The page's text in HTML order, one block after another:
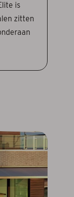
is
zitten